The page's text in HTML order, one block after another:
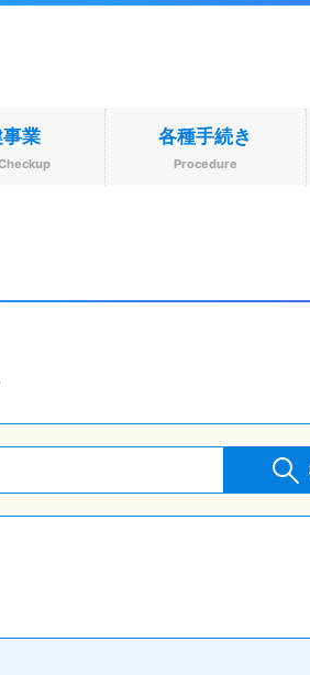
業 各種手続き
Procedure